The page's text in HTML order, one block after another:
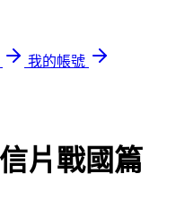
我的帳號
片戰國篇